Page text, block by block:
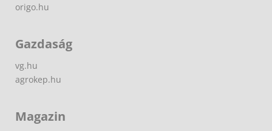
origo.hu
Gazdaság
vg.hu
agrokep.hu
Magazin